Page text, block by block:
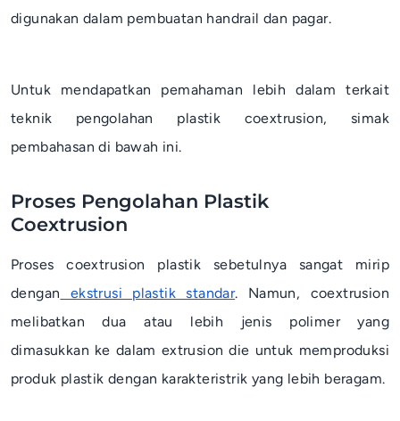
digunakan dalam pembuatan handraildan pagar.
Untuk mendapatkan pemahaman lebih dalam terkait
teknik pengolahan plastik coextrusion, simak
pembahasan di bawah ini.
Proses Pengolahan Plastik
Coextrusion
Prosescoextrusion plastik sebetulnya sangat mirip
dengan ekstrusi plastik standar. Namun, coextrusion
melibatkan dua atau lebih jenis polimer yang
dimasukkan ke dalam extrusion die untuk memproduksi
produk plastik dengan karakteristrik yang lebih beragam.